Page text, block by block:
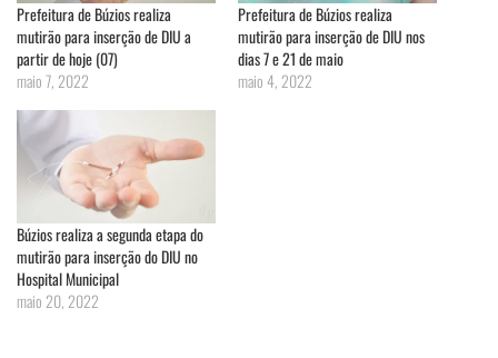
Prefeitura de Búzios realiza
mutirão para inserção de DIU a
partir de hoje (07)
maio 7, 2022
Prefeitura de Búzios realiza
mutirão para inserção de DIU nos
dias 7 e 21 de maio
maio 4, 2022
Búzios realiza a segunda etapa do
mutirão para inserção do DIU no
Hospital Municipal
maio 20, 2022